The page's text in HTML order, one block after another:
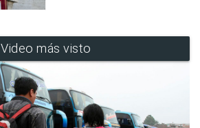
Video más visto